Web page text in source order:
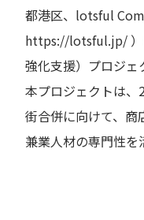
都港区、lotsful
https://lotsful.jp/
強化支援）プロジェ
本プロジェクトは
街合併に向けて、商
兼業人材の専門性